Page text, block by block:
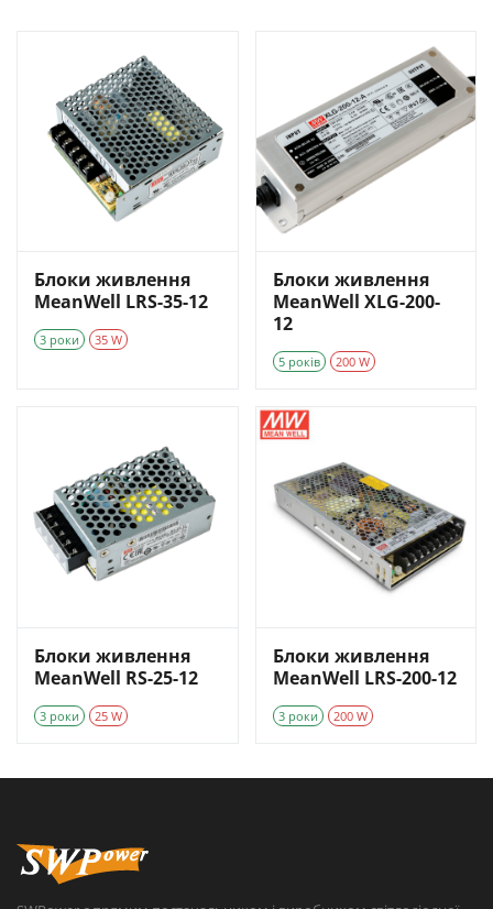
Блоки живлення
MeanWell LRS-35-12
3 роки 35 W
Блоки живлення
MeanWell XLG-200-
12
5 років 200 W
Блоки живлення
MeanWell RS-25-12
3 роки 25 W
Блоки живлення
MeanWell LRS-200-12
3 роки 200 W